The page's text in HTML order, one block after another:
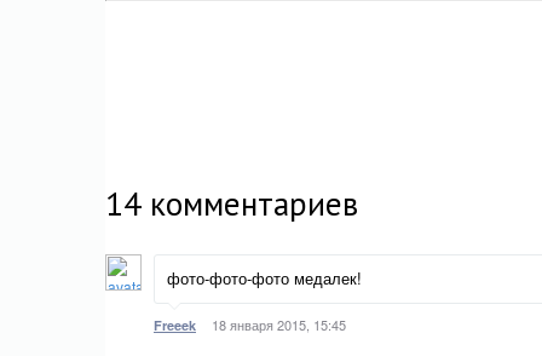
14 комментариев
фото-фото-фото медалек!
Freeek 18 января 2015, 15:45